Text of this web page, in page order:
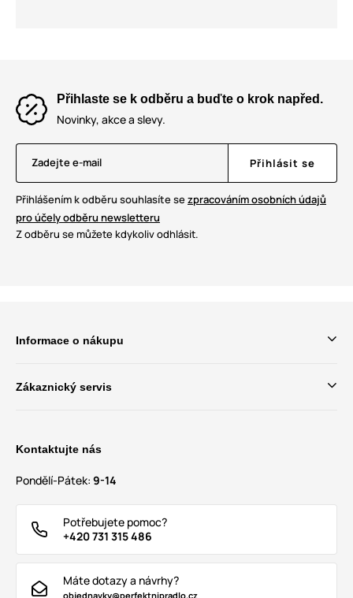
Přihlaste se k odběru a buďte o krok napřed.
Novinky, akce a slevy.
Zadejte e-mail Přihlásit se
Přihlášením k odběru souhlasíte sezpracováním osobních údajů
pro účely odběru newsletteru
Z odběru se můžete kdykoliv odhlásit.
Informace o nákupu
Zákaznický servis
Kontaktujte nás
Pondělí-Pátek: 9-14
Potřebujete pomoc?
+420 731 315 486
Máte dotazy a návrhy?
objednavky@perfektnipradlo.cz